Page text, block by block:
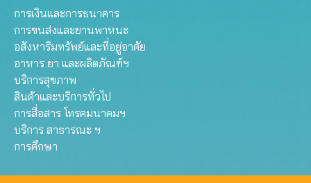
การเงินและการธนาคาร
การขนส่งและยานพาหนะ
อสังหาริมทรัพย์และที่อยู่อาศัย
อาหาร ยา และผลิตภัณฑ์ฯ
บริการสุขภาพ
สินค้าและบริการทั่วไป
การสื่อสาร โทรคมนาคมฯ
บริการ สาธารณะ ฯ
การศึกษา